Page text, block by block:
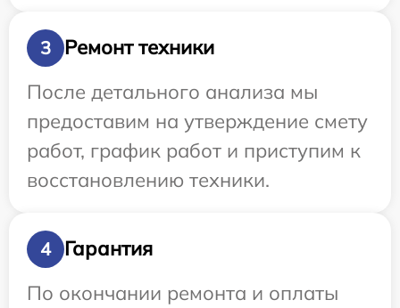
3
Ремонт техники
После детального анализа мы
предоставим на утверждение смету
работ, график работ и приступим к
восстановлению техники.
4
Гарантия
По окончании ремонта и оплаты